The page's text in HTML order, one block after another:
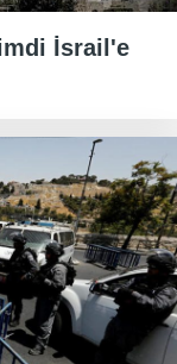
İsrail'e